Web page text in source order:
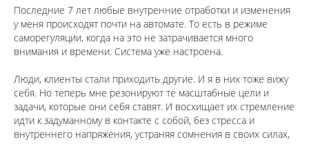
Последние 7 лет любые внутренние отработки и изменения
у меня происходят почти на автомате. То есть в режиме
саморегуляции, когда на это не затрачивается много
внимания и времени. Система уже настроена.
Люди, клиенты стали приходить другие. И я в них тоже вижу
себя. Но теперь мне резонируют те масштабные цели и
задачи, которые они себя ставят. И восхищает их стремление
идти к задуманному в контакте с собой, без стресса и
внутреннего напряжения, устраняя сомнения в своих силах,